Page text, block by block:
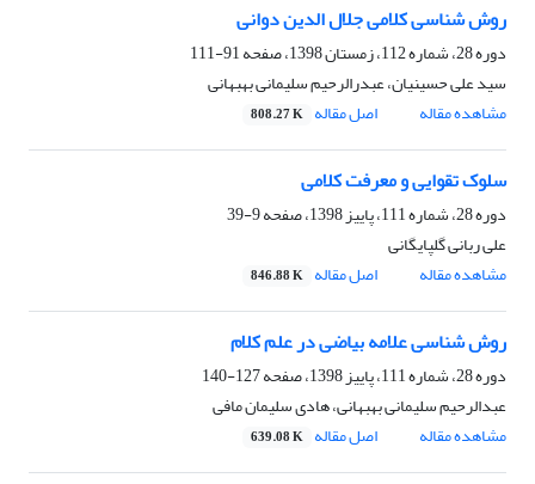
روش شناسی کلامی جلال الدین دوانی
دوره 28، شماره 112، زمستان 1398، صفحه
91-111
سید علی حسینیان، عبدرالرحیم سلیمانی بهبهانی
مشاهده مقاله
اصل مقاله 808.27 K
سلوک تقوایی و معرفت کلامی
دوره 28، شماره 111، پاییز 1398، صفحه
9-39
علی ربانی گلپایگانی
مشاهده مقاله
اصل مقاله 846.88 K
روش شناسی علامه بیاضی در علم کلام
دوره 28، شماره 111، پاییز 1398، صفحه
127-140
عبدالرحیم سلیمانی بهبهانی، هادی سلیمان مافی
مشاهده مقاله
اصل مقاله 639.08 K